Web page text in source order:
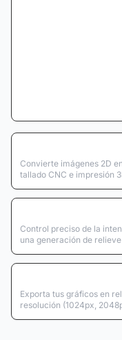
Convierte imágenes 2D
tallado CNC e impresión
Control preciso de la
una generación de
Exporta tus gráficos en
resolución (1024px,